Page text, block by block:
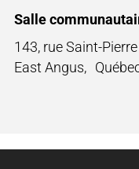
Salle
143, rue Saint-Pierre
East Angus,